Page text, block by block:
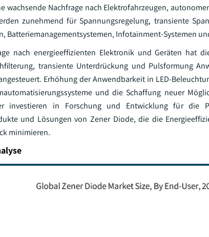
wachsende Nachfrage nach Elektrofahrzeugen,
zunehmend für Spannungsregelung, transiente
Batteriemanagementsystemen, Infotainment-Systemen
nach energieeffizienten Elektronik und Geräten hat
transiente Unterdrückung und Pulsformung
Erhöhung der Anwendbarkeit in LED-
und die Schaffung neuer
investieren in Forschung und Entwicklung für die
und Lösungen von Zener Diode, die die
minimieren.